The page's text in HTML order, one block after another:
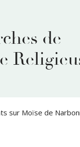
de
sur Moïse de